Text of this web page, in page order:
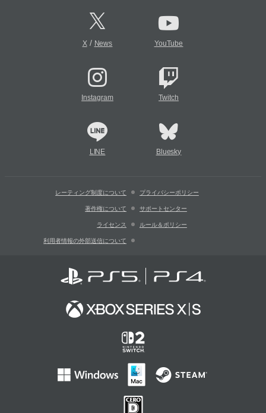
X/ News YouTube
Instagram Twitch
LINE Bluesky
レーティング制度について プライバシーポリシー
著作権について サポートセンター
ライセンス ルール＆ポリシー
利用者情報の外部送信について